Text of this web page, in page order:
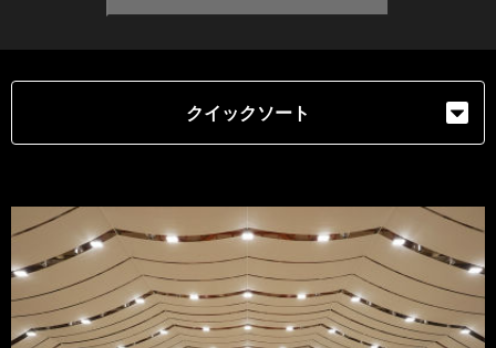
クイックソート